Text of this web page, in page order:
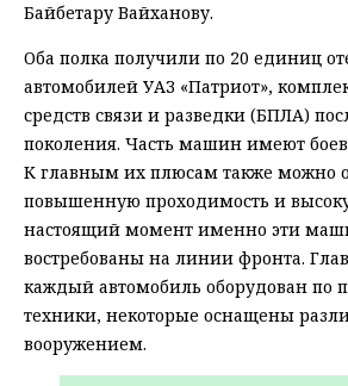
Байбетару Вайханову.
Оба полка получили по 20 единиц
автомобилей УАЗ «Патриот»,
средств связи и разведки (БПЛА)
поколения. Часть машин имеют
К главным их плюсам также можно
повышенную проходимость и
настоящий момент именно эти
востребованы на линии фронта.
каждый автомобиль оборудован по
техники, некоторые оснащены
вооружением.